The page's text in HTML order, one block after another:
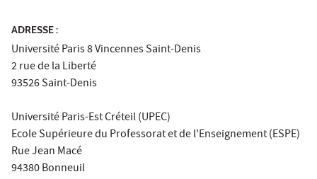
ADRESSE :
Université Paris 8 Vincennes Saint-Denis
2 rue de la Liberté
93526 Saint-Denis
Université Paris-Est Créteil (UPEC)
Ecole Supérieure du Professorat et de l'Enseignement (ESPE)
Rue Jean Macé
94380 Bonneuil